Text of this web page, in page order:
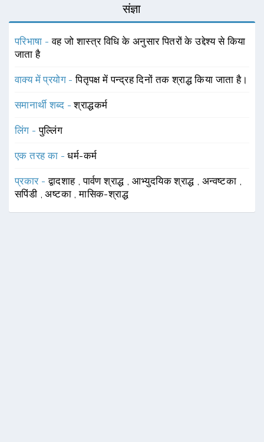
संज्ञा
परिभाषा -वह जो शास्त्र विधि के अनुसार पितरों के उद्देश्य से किया
जाता है
वाक्य में प्रयोग -पितृपक्ष में पन्द्रह दिनों तक श्राद्ध किया जाता है।
समानार्थी शब्द -श्राद्धकर्म
लिंग -पुल्लिंग
एक तरह का -धर्म-कर्म
प्रकार -द्वादशाह ,पार्वण श्राद्ध , आभ्युदयिक श्राद्ध , अन्वष्टका ,
सपिंडी ,अष्टका ,मासिक-श्राद्ध